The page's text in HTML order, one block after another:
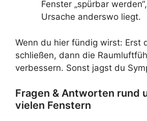
Fenster „spürbar
Ursache anderswo liegt.
Wenn du hier fündig wirst: Erst
schließen, dann die
verbessern. Sonst jagst du
Fragen & Antworten rund
vielen Fenstern